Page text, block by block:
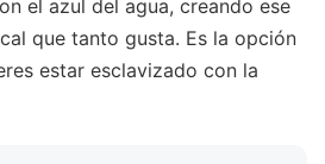
el azul del agua, creando ese
que tanto gusta. Es la opción
estar esclavizado con la